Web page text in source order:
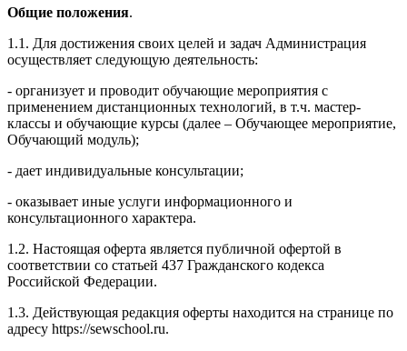
Общие положения.
1.1. Для достижения своих целей и задач Администрация
осуществляет следующую деятельность:
- организует и проводит обучающие мероприятия с
применением дистанционных технологий, в т.ч. мастер-
классы и обучающие курсы (далее – Обучающее мероприятие,
Обучающий модуль);
- дает индивидуальные консультации;
- оказывает иные услуги информационного и
консультационного характера.
1.2. Настоящая оферта является публичной офертой в
соответствии со статьей 437 Гражданского кодекса
Российской Федерации.
1.3. Действующая редакция оферты находится на странице по
адресу https://sewschool.ru.